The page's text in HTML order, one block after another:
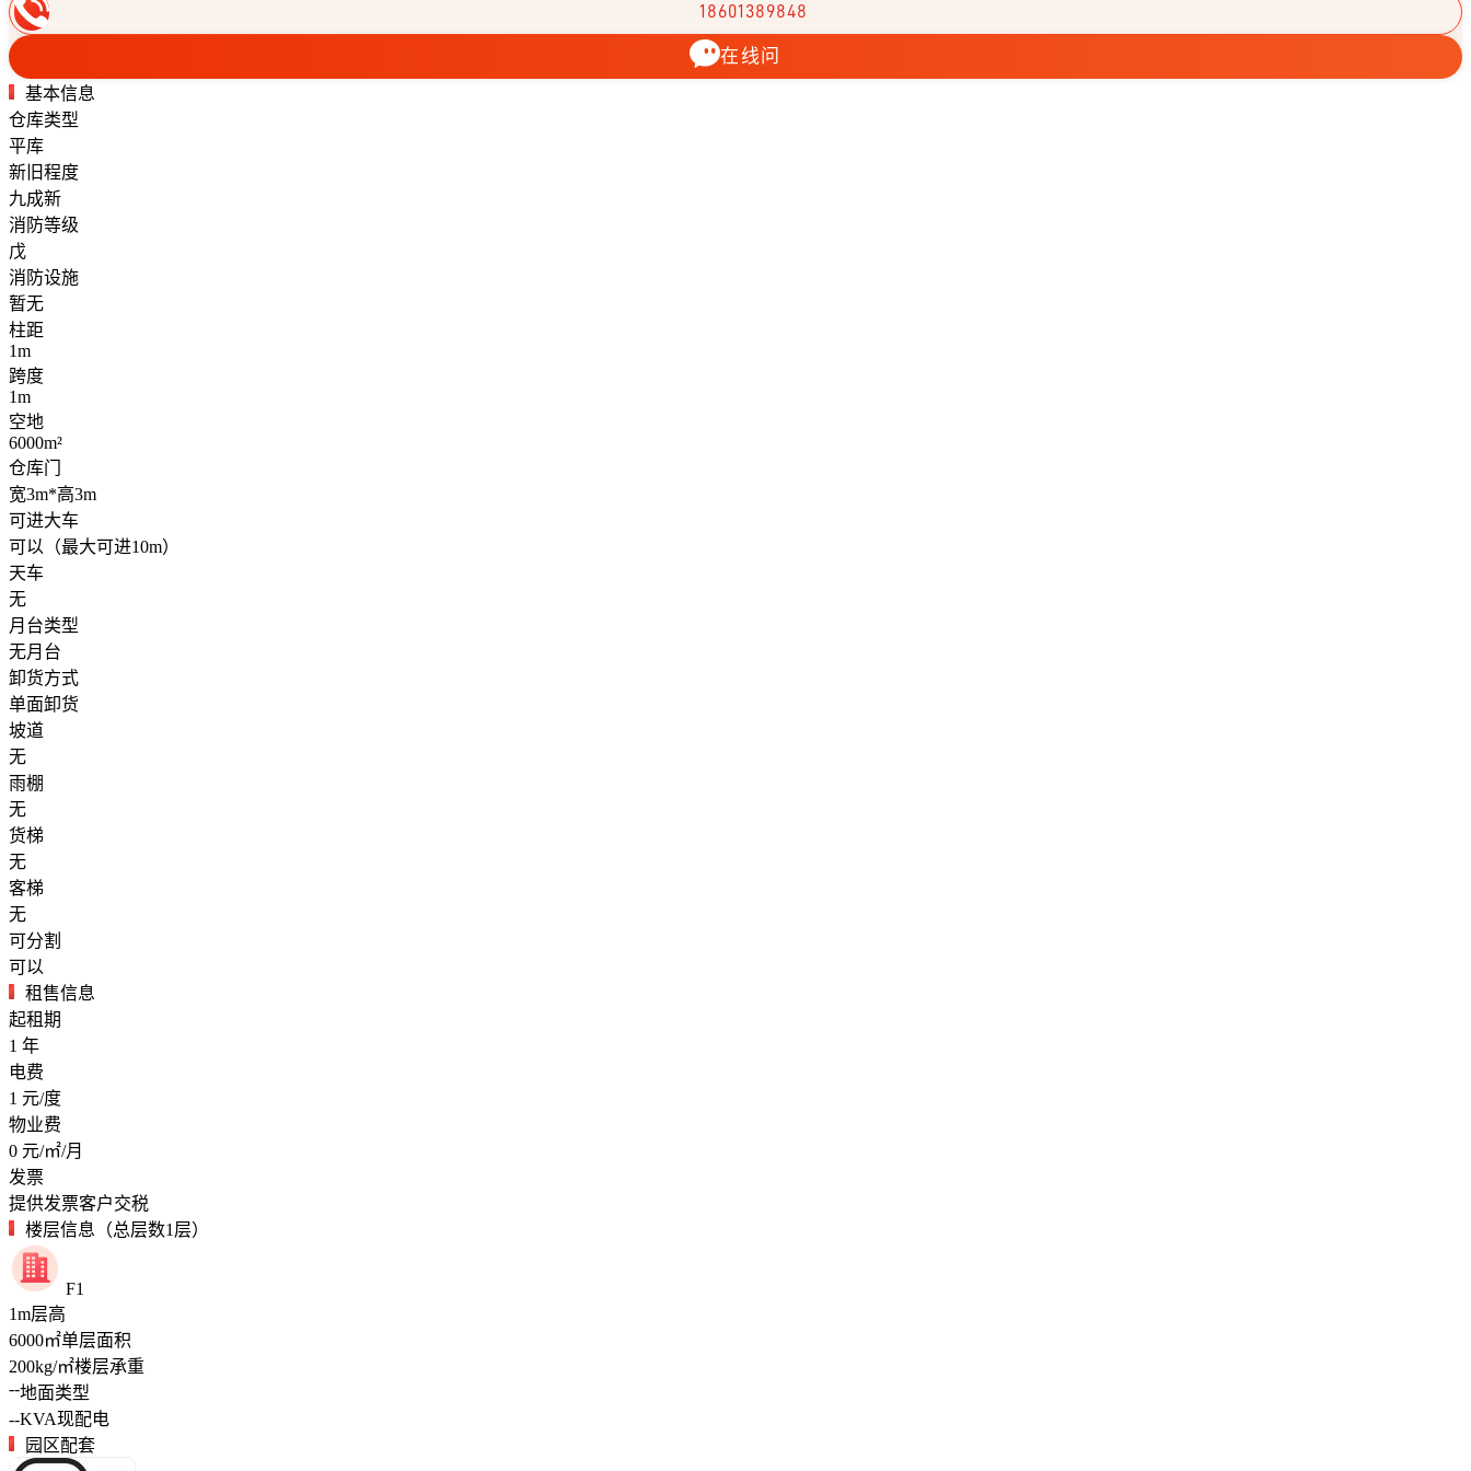
18601389848
在线问
基本信息
仓库类型
平库
新旧程度
九成新
消防等级
戊
消防设施
暂无
柱距
1m
跨度
1m
空地
6000m²
仓库门
宽3m*高3m
可进大车
可以（最大可进10m）
天车
无
月台类型
无月台
卸货方式
单面卸货
坡道
无
雨棚
无
货梯
无
客梯
无
可分割
可以
租售信息
起租期
1 年
电费
1 元/度
物业费
0 元/㎡/月
发票
提供发票客户交税
楼层信息（总层数1层）
F1
1m层高
6000㎡单层面积
200kg/㎡楼层承重
--地面类型
--KVA现配电
园区配套